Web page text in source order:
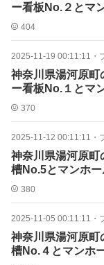
ー看板No.２とマ
404
2025-11-19 00:11:11 ・
神奈川県湯河原町
ー看板No.１とマ
370
2025-11-12 00:11:11 ・
神奈川県湯河原町
槽No.5とマンホ
380
2025-11-05 00:11:11 ・
神奈川県湯河原町
槽No.４とマンホ